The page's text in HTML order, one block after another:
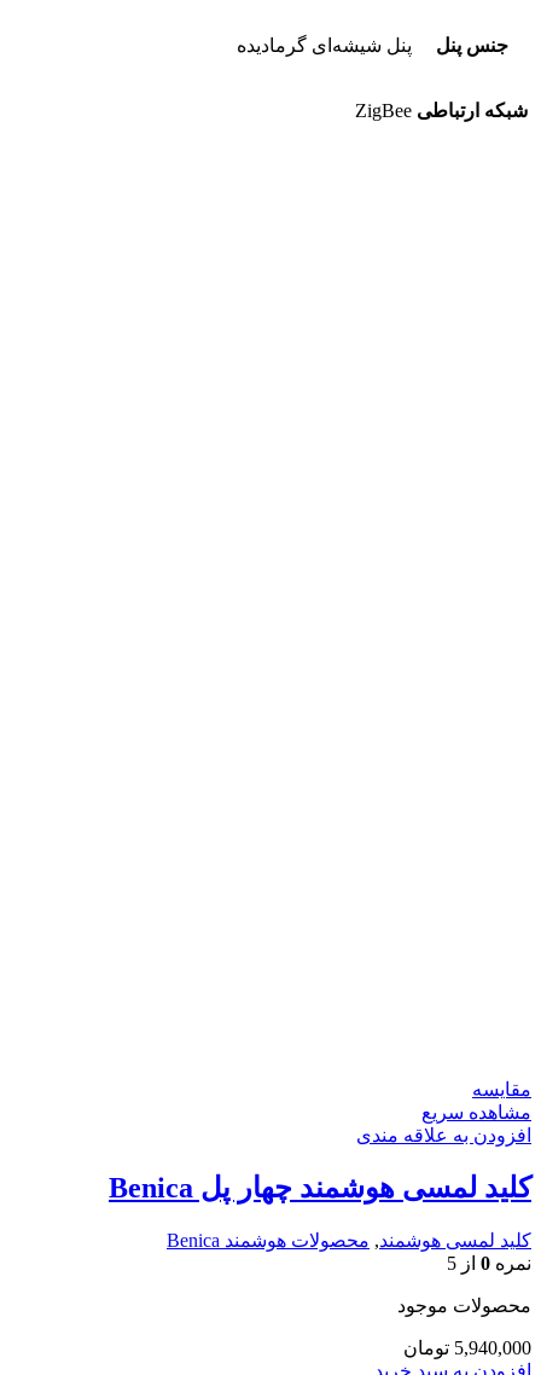
جنس پنل پنل شیشه‌ای گرمادیده
شبکه ارتباطی ZigBee
مقایسه
مشاهده سریع
افزودن به علاقه مندی
کلید لمسی هوشمند چهار پل Benica
کلید لمسی هوشمند, محصولات هوشمند Benica
نمره 0 از 5
محصولات موجود
5,940,000 تومان
افزودن به سبد خرید